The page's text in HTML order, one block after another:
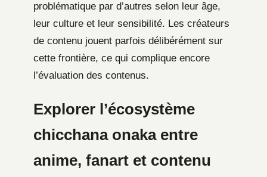
problématique par d’autres selon leur âge,
leur culture et leur sensibilité. Les créateurs
de contenu jouent parfois délibérément sur
cette frontière, ce qui complique encore
l’évaluation des contenus.
Explorer l’écosystème
chicchana onaka entre
anime, fanart et contenu